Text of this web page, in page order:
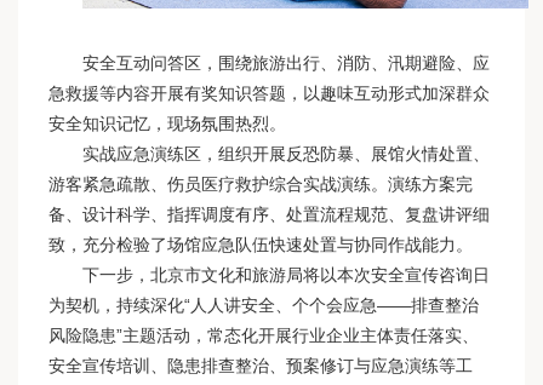
安全互动问答区，围绕旅游出行、消防、汛期避险、应
急救援等内容开展有奖知识答题，以趣味互动形式加深群众
安全知识记忆，现场氛围热烈。
实战应急演练区，组织开展反恐防暴、展馆火情处置、
游客紧急疏散、伤员医疗救护综合实战演练。演练方案完
备、设计科学、指挥调度有序、处置流程规范、复盘讲评细
致，充分检验了场馆应急队伍快速处置与协同作战能力。
下一步，北京市文化和旅游局将以本次安全宣传咨询日
为契机，持续深化“人人讲安全、个个会应急——排查整治
风险隐患”主题活动，常态化开展行业企业主体责任落实、
安全宣传培训、隐患排查整治、预案修订与应急演练等工